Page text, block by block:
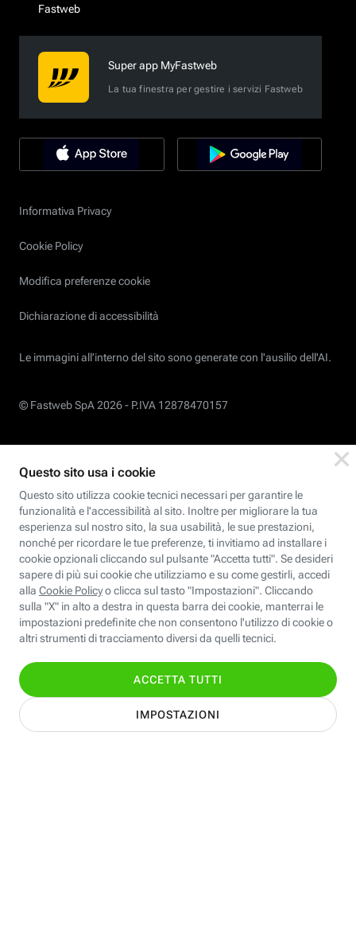
Fastweb
Super app MyFastweb
La tua finestra per gestire i servizi Fastweb
Informativa Privacy
Cookie Policy
Modifica preferenze cookie
Dichiarazione di accessibilità
Le immagini all’interno del sito sono generate con l'ausilio dell'AI.
© Fastweb SpA 2026 - P.IVA 12878470157